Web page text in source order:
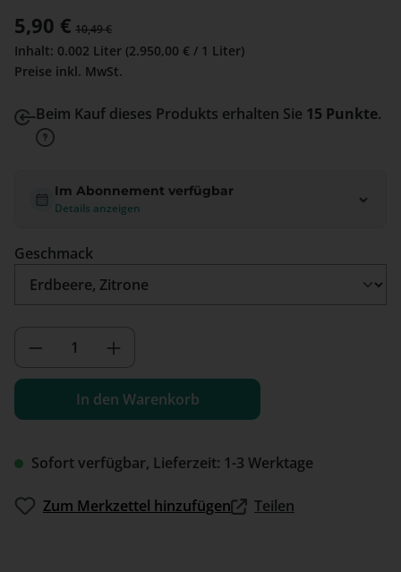
Verkaufspreis:
5,90 € Regulärer Preis:
10,49 €
Inhalt: 0.002 Liter (2.950,00 € / 1 Liter)
Preise inkl. MwSt.
Beim Kauf dieses Produkts erhalten Sie 15 Punkte.
Im Abonnement verfügbar
Details anzeigen
Sofort verfügbar, Lieferzeit: 1-3 Werktage
Geschmack
Produkt Anzahl: Gib den
In den Warenkorb
Zum Merkzettel hinzufügen Teilen